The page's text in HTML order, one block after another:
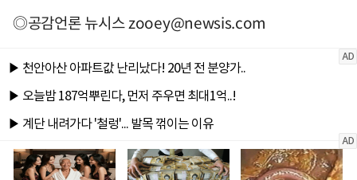
◎공감언론 뉴시스zooey@newsis.com